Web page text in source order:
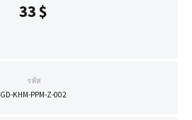
33$
รหัส
GD-KHM-PPM-Z-002